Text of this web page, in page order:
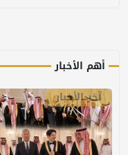
أهم الأخبار
آخر الأخبار